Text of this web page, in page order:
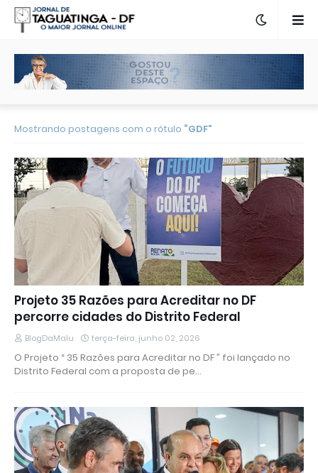
Mostrando postagens com o rótulo GDF
Projeto 35 Razões para Acreditar no DF
percorre cidades do Distrito Federal
BlogDaMalu terça-feira, junho 02, 2026
O Projeto “ 35 Razões para Acreditar no DF ” foi lançado no
Distrito Federal com a proposta de pe…